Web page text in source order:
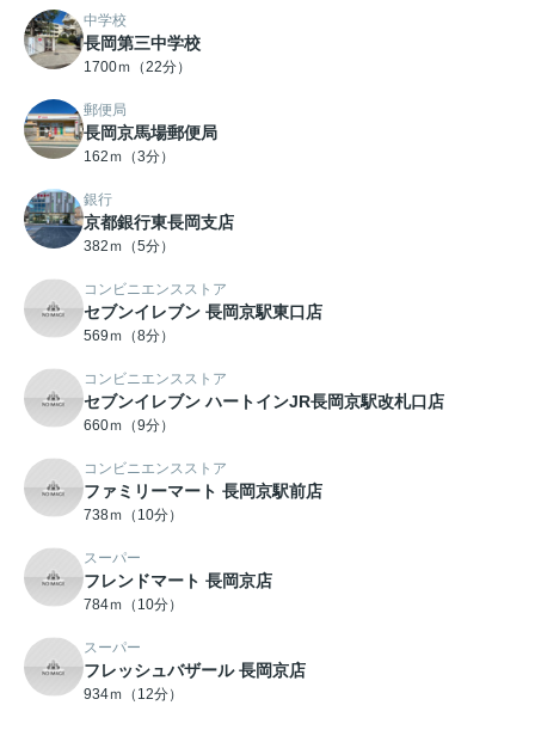
中学校
長岡第三中学校
1700ｍ（22分）
郵便局
長岡京馬場郵便局
162ｍ（3分）
銀行
京都銀行東長岡支店
382ｍ（5分）
コンビニエンスストア
セブンイレブン 長岡京駅東口店
569ｍ（8分）
コンビニエンスストア
セブンイレブン ハートインJR長岡京駅改札口店
660ｍ（9分）
コンビニエンスストア
ファミリーマート 長岡京駅前店
738ｍ（10分）
スーパー
フレンドマート 長岡京店
784ｍ（10分）
スーパー
フレッシュバザール 長岡京店
934ｍ（12分）